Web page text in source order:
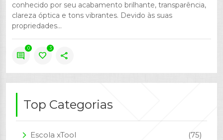
conhecido por seu acabamento brilhante, transparência,
clareza óptica e tons vibrantes. Devido às suas
propriedades...
comment
0
favorite
3
share
Top Categorias
arrow_forward_ios Escola xTool (75)